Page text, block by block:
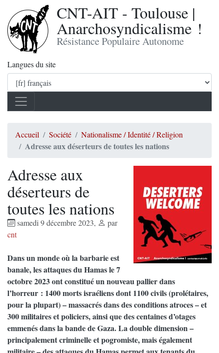
CNT-AIT - Toulouse |
Anarchosyndicalisme !
Résistance Populaire Autonome
Langues du site
Accueil Société Nationalisme / Identité / Religion
Adresse aux déserteurs de toutes les nations
Adresse aux
déserteurs de
toutes les nations
samedi 9 décembre 2023,
par
cnt
Dans un monde où la barbarie est
banale, les attaques du Hamas le 7
octobre 2023 ont constitué un nouveau pallier dans
l’horreur : 1400 morts israéliens dont 1100 civils (prolétaires,
pour la plupart) – massacrés dans des conditions atroces – et
300 militaires et policiers, ainsi que des centaines d’otages
emmenés dans la bande de Gaza. La double dimension –
principalement criminelle et pogromiste, mais également